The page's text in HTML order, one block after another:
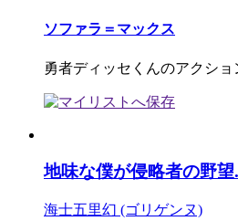
ソファラ＝マックス
勇者ディッセくんのアクショ
地味な僕が侵略者の野望
海士五里幻 (ゴリゲンヌ)